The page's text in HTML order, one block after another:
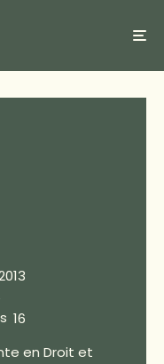
16
en Droit et